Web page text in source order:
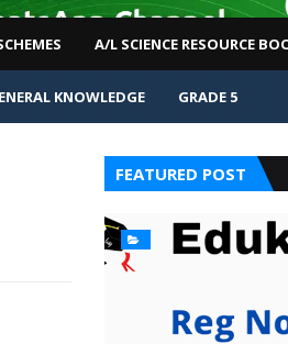
A/L SCIENCE RESOURCE
KNOWLEDGE GRADE 5
FEATURED POST